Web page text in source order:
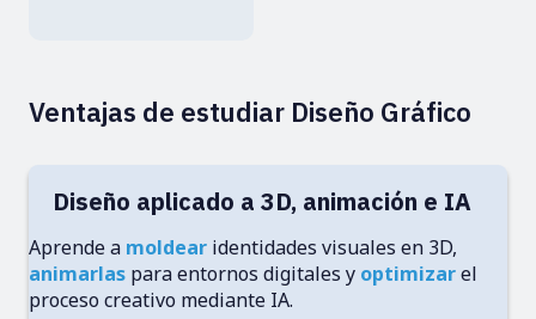
Ventajas de estudiar Diseño Gráfico
Diseño aplicado a 3D, animación e IA
Aprende a moldear identidades visuales en 3D,
animarlas para entornos digitales y optimizarel
proceso creativo mediante IA.